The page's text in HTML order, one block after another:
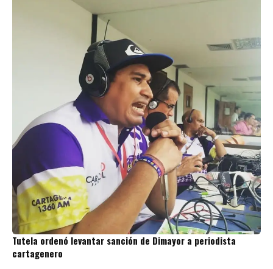
Tutela ordenó levantar sanción de Dimayor a periodista
cartagenero